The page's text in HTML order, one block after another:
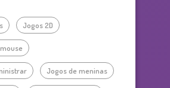
Jogos 2D
Jogos de meninas